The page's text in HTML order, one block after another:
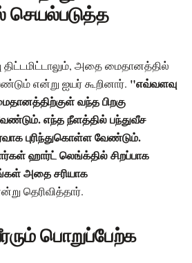
திட்டமிட்டாலும், அதை மைதானத்தில்
என்று ஐயர் கூறினார். "எவ்வளவு
வந்த பிறகு
எந்த நீளத்தில் பந்துவீச
புரிந்துகொள்ள வேண்டும்.
ஹார்ட் லெங்க்தில் சிறப்பாக
அதை சரியாக
தெரிவித்தார்.
பொறுப்பேற்க